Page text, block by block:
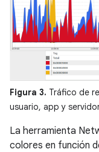
Figura 3. Tráfico de
usuario, app y
La herramienta
colores en función